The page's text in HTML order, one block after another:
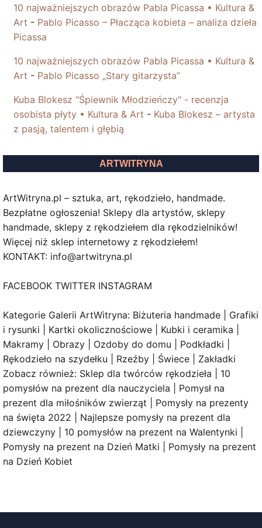
10 najważniejszych obrazów Pabla Picassa • Kultura &
Art - Pablo Picasso – Płacząca kobieta – analiza dzieła
Picassa
10 najważniejszych obrazów Pabla Picassa • Kultura &
Art - Pablo Picasso „Stary gitarzysta”
Kuba Blokesz "Śpiewnik Młodzieńczy" - recenzja
osobista płyty • Kultura & Art - Kuba Blokesz – artysta
z pasją, talentem i głębią
ARTWITRYNA
ArtWitryna.pl – sztuka, art, rękodzieło, handmade.
Bezpłatne ogłoszenia! Sklepy dla artystów, sklepy
handmade, sklepy z rękodziełem dla rękodzielników!
Więcej niż sklep internetowy z rękodziełem!
KONTAKT: info@artwitryna.pl
FACEBOOK TWITTER INSTAGRAM
Kategorie Galerii ArtWitryna: Biżuteria handmade | Grafiki
i rysunki | Kartki okolicznościowe | Kubki i ceramika |
Makramy | Obrazy | Ozdoby do domu | Podkładki |
Rękodzieło na szydełku | Rzeźby | Świece | Zakładki
Zobacz również: Sklep dla twórców rękodzieła | 10
pomysłów na prezent dla nauczyciela | Pomysł na
prezent dla miłośników zwierząt | Pomysły na prezenty
na święta 2022 | Najlepsze pomysły na prezent dla
dziewczyny | 10 pomysłów na prezent na Walentynki |
Pomysły na prezent na Dzień Matki | Pomysły na prezent
na Dzień Kobiet